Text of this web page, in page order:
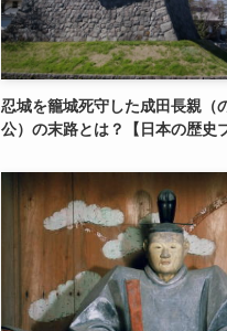
忍城を籠城死守した成田長親（
公）の末路とは？【日本の歴史